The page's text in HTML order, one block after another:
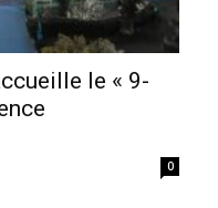
le « 9-
0